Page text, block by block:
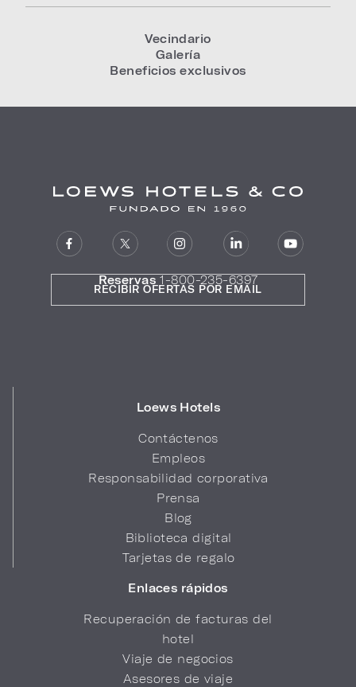
Vecindario
Galería
Beneficios exclusivos
Reservas 1-800-235-6397
Loews Hotels
Contáctenos
Empleos
Responsabilidad corporativa
Prensa
Blog
Biblioteca digital
Tarjetas de regalo
Enlaces rápidos
Recuperación de facturas del
hotel
Viaje de negocios
Asesores de viaje
RECIBIR OFERTAS POR EMAIL